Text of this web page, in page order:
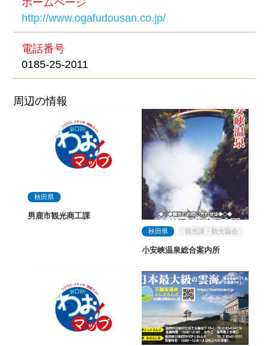
ホームページ
http://www.ogafudousan.co.jp/
電話番号
0185-25-2011
周辺の情報
秋田県
男鹿市観光商工課
秋田県 観光課・観光協会
小安峡温泉総合案内所